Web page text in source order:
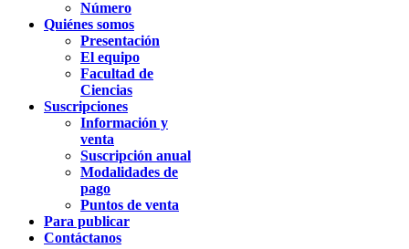
Número
Quiénes somos
Presentación
El equipo
Facultad de
Ciencias
Suscripciones
Información y
venta
Suscripción anual
Modalidades de
pago
Puntos de venta
Para publicar
Contáctanos